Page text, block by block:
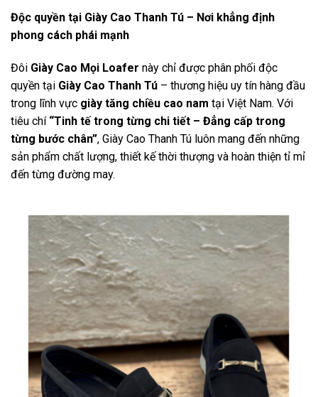
Độc quyền tại Giày Cao Thanh Tú – Nơi khẳng định
phong cách phái mạnh
Đôi Giày Cao Mọi Loafer này chỉ được phân phối độc
quyền tại Giày Cao Thanh Tú – thương hiệu uy tín hàng đầu
trong lĩnh vực giày tăng chiều cao nam tại Việt Nam. Với
tiêu chí “Tinh tế trong từng chi tiết – Đẳng cấp trong
từng bước chân”, Giày Cao Thanh Tú luôn mang đến những
sản phẩm chất lượng, thiết kế thời thượng và hoàn thiện tỉ mỉ
đến từng đường may.